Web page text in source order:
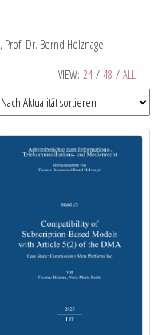
Prof. Dr. Bernd Holznagel
VIEW: 24 / 48 / ALL